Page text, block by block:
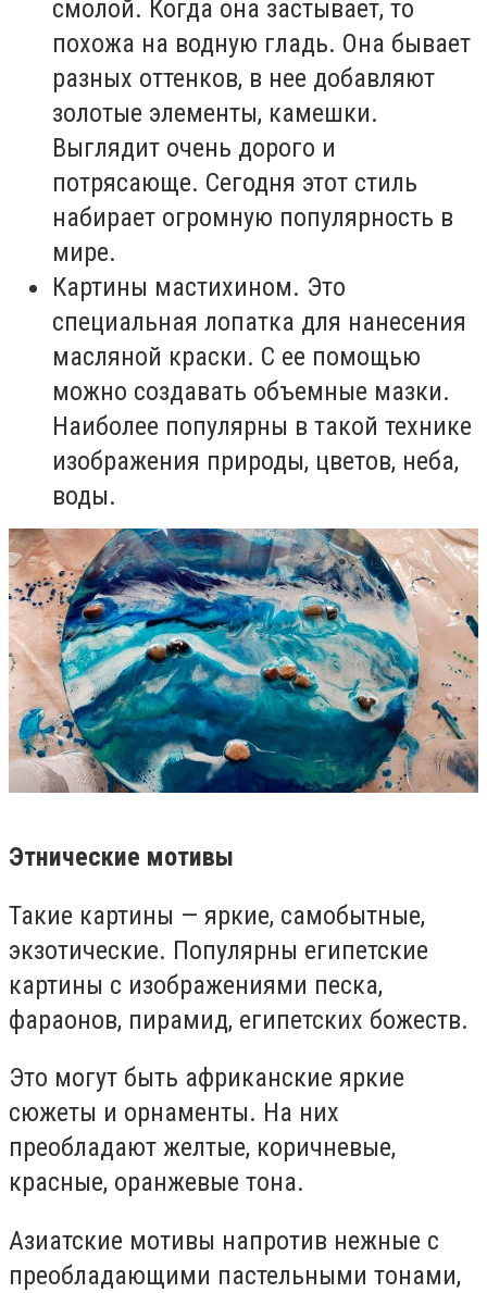
смолой. Когда она застывает, то
похожа на водную гладь. Она бывает
разных оттенков, в нее добавляют
золотые элементы, камешки.
Выглядит очень дорого и
потрясающе. Сегодня этот стиль
набирает огромную популярность в
мире.
Картины мастихином. Это
специальная лопатка для нанесения
масляной краски. С ее помощью
можно создавать объемные мазки.
Наиболее популярны в такой технике
изображения природы, цветов, неба,
воды.
Этнические мотивы
Такие картины — яркие, самобытные,
экзотические. Популярны египетские
картины с изображениями песка,
фараонов, пирамид, египетских божеств.
Это могут быть африканские яркие
сюжеты и орнаменты. На них
преобладают желтые, коричневые,
красные, оранжевые тона.
Азиатские мотивы напротив нежные с
преобладающими пастельными тонами,